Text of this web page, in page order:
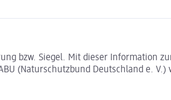
bzw. Siegel. Mit dieser Information
(Naturschutzbund Deutschland e. V.)